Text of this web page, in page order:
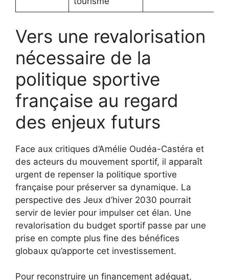
Vers une revalorisation
nécessaire de la
politique sportive
française au regard
des enjeux futurs
Face aux critiques d’Amélie Oudéa-Castéra et
des acteurs du mouvement sportif, il apparaît
urgent de repenser la politique sportive
française pour préserver sa dynamique. La
perspective des Jeux d’hiver 2030 pourrait
servir de levier pour impulser cet élan. Une
revalorisation du budget sportif passe par une
prise en compte plus fine des bénéfices
globaux qu’apporte cet investissement.
Pour reconstruire un financement adéquat,